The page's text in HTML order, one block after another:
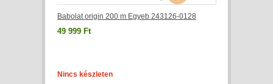
Babolat origin 200 m Egyeb 243126-0128
49 999 Ft
Nincs készleten